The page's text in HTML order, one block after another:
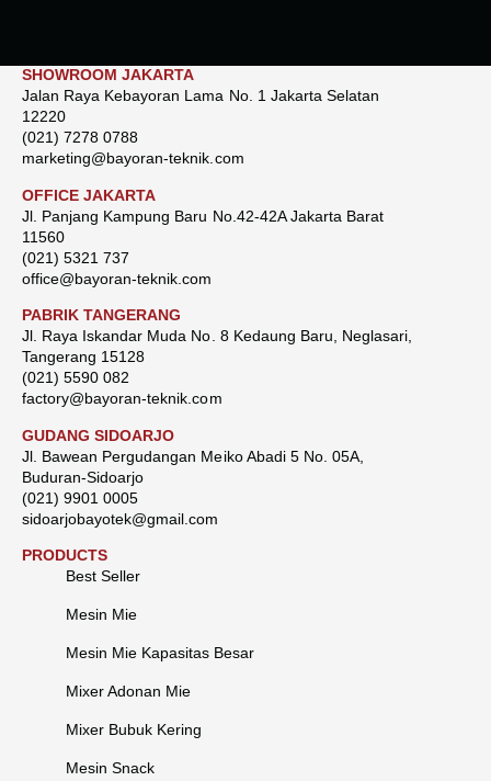
SHOWROOM JAKARTA
Jalan Raya Kebayoran Lama No. 1 Jakarta Selatan
12220
(021) 7278 0788
marketing@bayoran-teknik.com
OFFICE JAKARTA
Jl. Panjang Kampung Baru No.42-42A Jakarta Barat
11560
(021) 5321 737
office@bayoran-teknik.com
PABRIK TANGERANG
Jl. Raya Iskandar Muda No. 8 Kedaung Baru, Neglasari,
Tangerang 15128
(021) 5590 082
factory@bayoran-teknik.com
GUDANG SIDOARJO
Jl. Bawean Pergudangan Meiko Abadi 5 No. 05A,
Buduran-Sidoarjo
(021) 9901 0005
sidoarjobayotek@gmail.com
PRODUCTS
Best Seller
Mesin Mie
Mesin Mie Kapasitas Besar
Mixer Adonan Mie
Mixer Bubuk Kering
Mesin Snack